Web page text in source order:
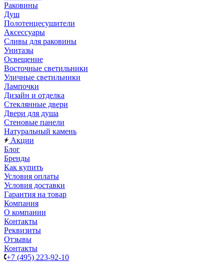
Раковины
Душ
Полотенцесушители
Аксессуары
Сливы для раковины
Унитазы
Освещение
Восточные светильники
Уличные светильники
Лампочки
Дизайн и отделка
Стеклянные двери
Двери для душа
Стеновые панели
Натуральный камень
Акции
Блог
Бренды
Как купить
Условия оплаты
Условия доставки
Гарантия на товар
Компания
О компании
Контакты
Реквизиты
Отзывы
Контакты
+7 (495) 223-92-10